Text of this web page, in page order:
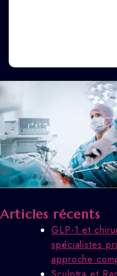
Articles récents
GLP-1 et
spécialistes
approche